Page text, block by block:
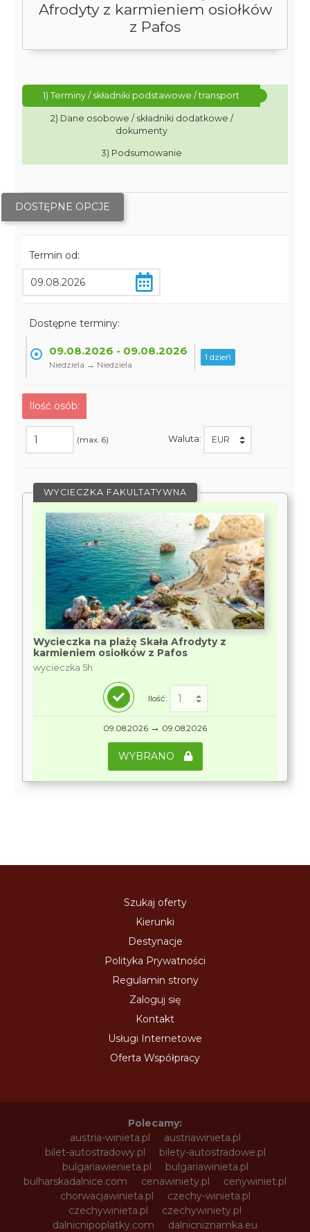
Afrodyty z karmieniem osiołków
z Pafos
1) Terminy / składniki podstawowe / transport
2) Dane osobowe / składniki dodatkowe /
dokumenty
3) Podsumowanie
DOSTĘPNE OPCJE
Termin od:
Dostępne terminy:
09.08.2026 - 09.08.2026
Niedziela → Niedziela
1 dzień
Ilość osób:
(max. 6) Waluta:
WYCIECZKA FAKULTATYWNA
Wycieczka na plażę Skała Afrodyty z
karmieniem osiołków z Pafos
wycieczka 5h
Ilość:
09.08.2026 → 09.08.2026
WYBRANO
Szukaj oferty
Kierunki
Destynacje
Polityka Prywatności
Regulamin strony
Zaloguj się
Kontakt
Usługi Internetowe
Oferta Współpracy
Polecamy:
austria-winieta.pl
austriawinieta.pl
bilet-autostradowy.pl
bilety-autostradowe.pl
bulgariawienieta.pl
bulgariawinieta.pl
bulharskadalnice.com
cenawiniety.pl
cenywiniet.pl
chorwacjawinieta.pl
czechy-winieta.pl
czechywinieta.pl
czechywiniety.pl
dalnicnipoplatky.com
dalnicniznamka.eu